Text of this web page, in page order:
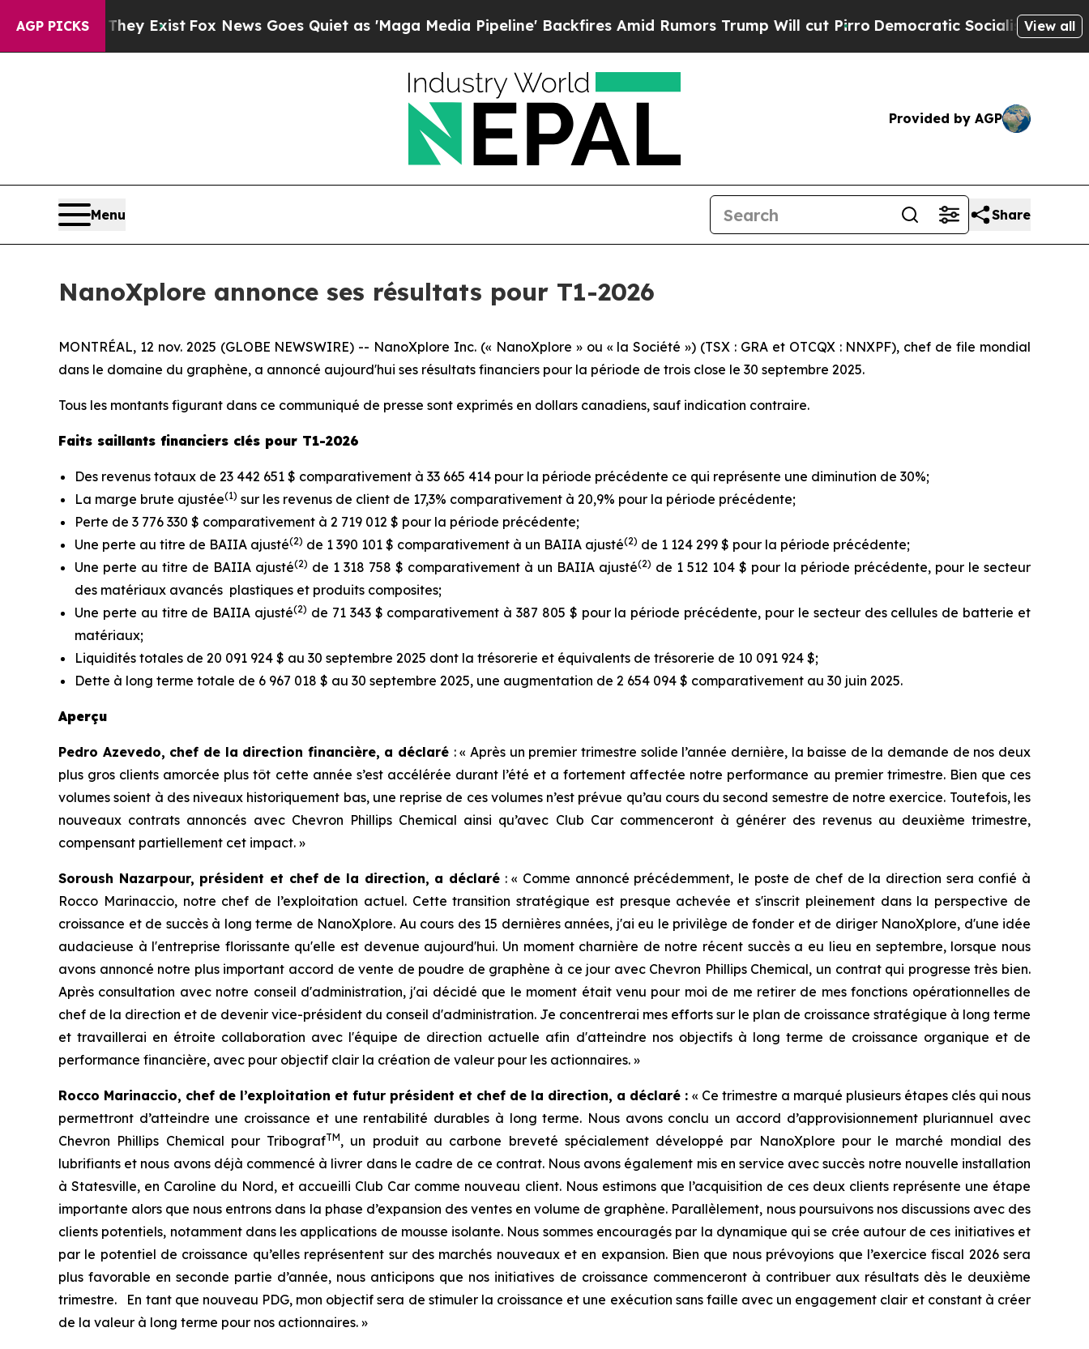
AGP PICKS
ExistFox News Goes Quiet as 'Maga Media Pipeline' Backfires Amid Rumors Trump Will cut PirroDemocratic Socialists of America Propose
View all
Provided by AGP
Menu Share
NanoXplore annonce ses résultats pour T1-2026
MONTRÉAL, 12 nov. 2025 (GLOBE NEWSWIRE) -- NanoXplore Inc. (« NanoXplore » ou « la Société ») (TSX : GRA et OTCQX : NNXPF), chef de file mondial
dans le domaine du graphène, a annoncé aujourd'hui ses résultats financiers pour la période de trois close le 30 septembre 2025.
Tous les montants figurant dans ce communiqué de presse sont exprimés en dollars canadiens, sauf indication contraire.
Faits saillants financiers clés pour T1-2026
Des revenus totaux de 23 442 651 $ comparativement à 33 665 414 pour la période précédente ce qui représente une diminution de 30%;
La marge brute ajustée(1) sur les revenus de client de 17,3% comparativement à 20,9% pour la période précédente;
Perte de 3 776 330 $ comparativement à 2 719 012 $ pour la période précédente;
Une perte au titre de BAIIA ajusté(2) de 1 390 101 $ comparativement à un BAIIA ajusté(2) de 1 124 299 $ pour la période précédente;
Une perte au titre de BAIIA ajusté(2) de 1 318 758 $ comparativement à un BAIIA ajusté(2) de 1 512 104 $ pour la période précédente, pour le secteur
des matériaux avancés plastiques et produits composites;
Une perte au titre de BAIIA ajusté(2) de 71 343 $ comparativement à 387 805 $ pour la période précédente, pour le secteur des cellules de batterie et
matériaux;
Liquidités totales de 20 091 924 $ au 30 septembre 2025 dont la trésorerie et équivalents de trésorerie de 10 091 924 $;
Dette à long terme totale de 6 967 018 $ au 30 septembre 2025, une augmentation de 2 654 094 $ comparativement au 30 juin 2025.
Aperçu
Pedro Azevedo, chef de la direction financière, a déclaré : « Après un premier trimestre solide l’année dernière, la baisse de la demande de nos deux
plus gros clients amorcée plus tôt cette année s’est accélérée durant l’été et a fortement affectée notre performance au premier trimestre. Bien que ces
volumes soient à des niveaux historiquement bas, une reprise de ces volumes n’est prévue qu’au cours du second semestre de notre exercice. Toutefois, les
nouveaux contrats annoncés avec Chevron Phillips Chemical ainsi qu’avec Club Car commenceront à générer des revenus au deuxième trimestre,
compensant partiellement cet impact. »
Soroush Nazarpour, président et chef de la direction, a déclaré : « Comme annoncé précédemment, le poste de chef de la direction sera confié à
Rocco Marinaccio, notre chef de l’exploitation actuel. Cette transition stratégique est presque achevée et s'inscrit pleinement dans la perspective de
croissance et de succès à long terme de NanoXplore. Au cours des 15 dernières années, j'ai eu le privilège de fonder et de diriger NanoXplore, d'une idée
audacieuse à l'entreprise florissante qu'elle est devenue aujourd'hui. Un moment charnière de notre récent succès a eu lieu en septembre, lorsque nous
avons annoncé notre plus important accord de vente de poudre de graphène à ce jour avec Chevron Phillips Chemical, un contrat qui progresse très bien.
Après consultation avec notre conseil d'administration, j'ai décidé que le moment était venu pour moi de me retirer de mes fonctions opérationnelles de
chef de la direction et de devenir vice-président du conseil d'administration. Je concentrerai mes efforts sur le plan de croissance stratégique à long terme
et travaillerai en étroite collaboration avec l'équipe de direction actuelle afin d'atteindre nos objectifs à long terme de croissance organique et de
performance financière, avec pour objectif clair la création de valeur pour les actionnaires. »
Rocco Marinaccio, chef de l’exploitation et futur président et chef de la direction, a déclaré : « Ce trimestre a marqué plusieurs étapes clés qui nous
permettront d’atteindre une croissance et une rentabilité durables à long terme. Nous avons conclu un accord d’approvisionnement pluriannuel avec
Chevron Phillips Chemical pour TribografTM, un produit au carbone breveté spécialement développé par NanoXplore pour le marché mondial des
lubrifiants et nous avons déjà commencé à livrer dans le cadre de ce contrat. Nous avons également mis en service avec succès notre nouvelle installation
à Statesville, en Caroline du Nord, et accueilli Club Car comme nouveau client. Nous estimons que l’acquisition de ces deux clients représente une étape
importante alors que nous entrons dans la phase d’expansion des ventes en volume de graphène. Parallèlement, nous poursuivons nos discussions avec des
clients potentiels, notamment dans les applications de mousse isolante. Nous sommes encouragés par la dynamique qui se crée autour de ces initiatives et
par le potentiel de croissance qu’elles représentent sur des marchés nouveaux et en expansion. Bien que nous prévoyions que l’exercice fiscal 2026 sera
plus favorable en seconde partie d’année, nous anticipons que nos initiatives de croissance commenceront à contribuer aux résultats dès le deuxième
trimestre. En tant que nouveau PDG, mon objectif sera de stimuler la croissance et une exécution sans faille avec un engagement clair et constant à créer
de la valeur à long terme pour nos actionnaires. »